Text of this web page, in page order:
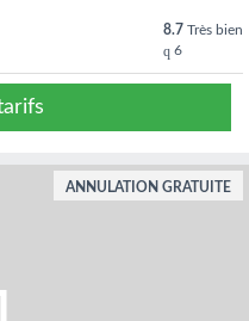
8.7 Très bien
6
ANNULATION GRATUITE